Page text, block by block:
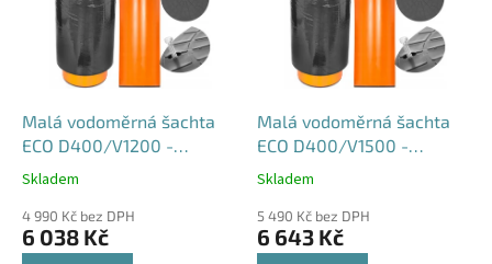
Malá vodoměrná šachta
ECO D400/V1200 -
samonosná
Průměrné
produktu
je
Skladem
4 990 Kč bez DPH
6 038 Kč
Malá vodoměrná šachta
ECO D400/V1500 -
samonosná
Průměrné
produktu
je
Skladem
5 490 Kč bez DPH
6 643 Kč